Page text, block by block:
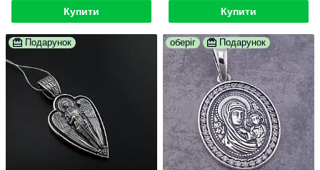
Купити Купити
Подарунок оберіг Подарунок